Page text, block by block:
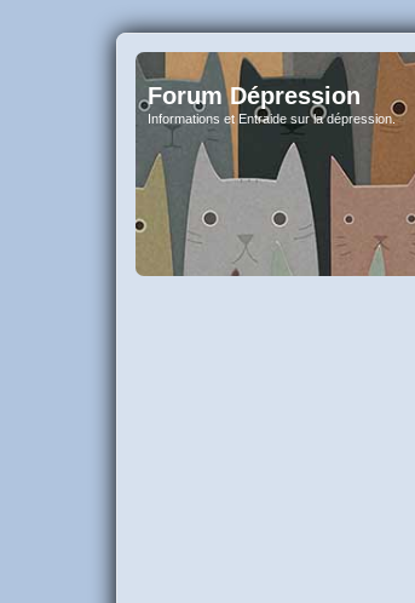
Forum Dépression
Informations et Entraide sur la dépression.